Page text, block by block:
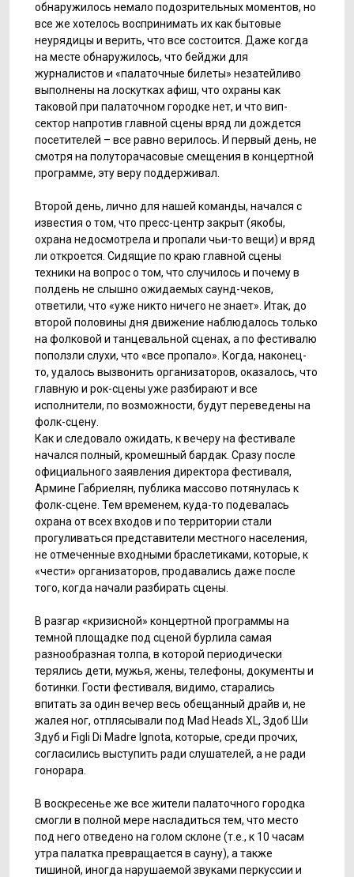
обнаружилось немало подозрительных моментов, но
все же хотелось воспринимать их как бытовые
неурядицы и верить, что все состоится. Даже когда
на месте обнаружилось, что бейджи для
журналистов и «палаточные билеты» незатейливо
выполнены на лоскутках афиш, что охраны как
таковой при палаточном городке нет, и что вип-
сектор напротив главной сцены вряд ли дождется
посетителей – все равно верилось. И первый день, не
смотря на полуторачасовые смещения в концертной
программе, эту веру поддерживал.
Второй день, лично для нашей команды, начался с
известия о том, что пресс-центр закрыт (якобы,
охрана недосмотрела и пропали чьи-то вещи) и вряд
ли откроется. Сидящие по краю главной сцены
техники на вопрос о том, что случилось и почему в
полдень не слышно ожидаемых саунд-чеков,
ответили, что «уже никто ничего не знает». Итак, до
второй половины дня движение наблюдалось только
на фолковой и танцевальной сценах, а по фестивалю
поползли слухи, что «все пропало». Когда, наконец-
то, удалось вызвонить организаторов, оказалось, что
главную и рок-сцены уже разбирают и все
исполнители, по возможности, будут переведены на
фолк-сцену.
Как и следовало ожидать, к вечеру на фестивале
начался полный, кромешный бардак. Сразу после
официального заявления директора фестиваля,
Армине Габриелян, публика массово потянулась к
фолк-сцене. Тем временем, куда-то подевалась
охрана от всех входов и по территории стали
прогуливаться представители местного населения,
не отмеченные входными браслетиками, которые, к
«чести» организаторов, продавались даже после
того, когда начали разбирать сцены.
В разгар «кризисной» концертной программы на
темной площадке под сценой бурлила самая
разнообразная толпа, в которой периодически
терялись дети, мужья, жены, телефоны, документы и
ботинки. Гости фестиваля, видимо, старались
впитать за один вечер весь обещанный драйв и, не
жалея ног, отплясывали под Mad Heads XL, Здоб Ши
Здуб и Figli Di Madre Ignota, которые, среди прочих,
согласились выступить ради слушателей, а не ради
гонорара.
В воскресенье же все жители палаточного городка
смогли в полной мере насладиться тем, что место
под него отведено на голом склоне (т.е., к 10 часам
утра палатка превращается в сауну), а также
тишиной, иногда нарушаемой звуками перкуссии и